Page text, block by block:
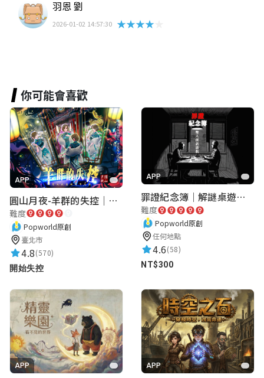
羽恩 劉
2026-01-02 14:57:30 ★★★★★
你可能會喜歡
APP
圓山月夜-羊群的失控｜圓山飯店 ARG實境解謎遊戲
難度
Popworld原創
臺北市
4.8(570)
開始失控
APP
罪證紀念簿｜解謎桌遊｜警匪偵訊｜室內遊戲
難度
Popworld原創
任何地點
4.6(58)
NT$300
APP APP